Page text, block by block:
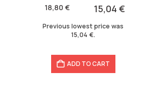
18,80€
was:
18,80 €.
15,04 €
15,04 €.
Previous lowest price was
15,04€.
ADD TO CART